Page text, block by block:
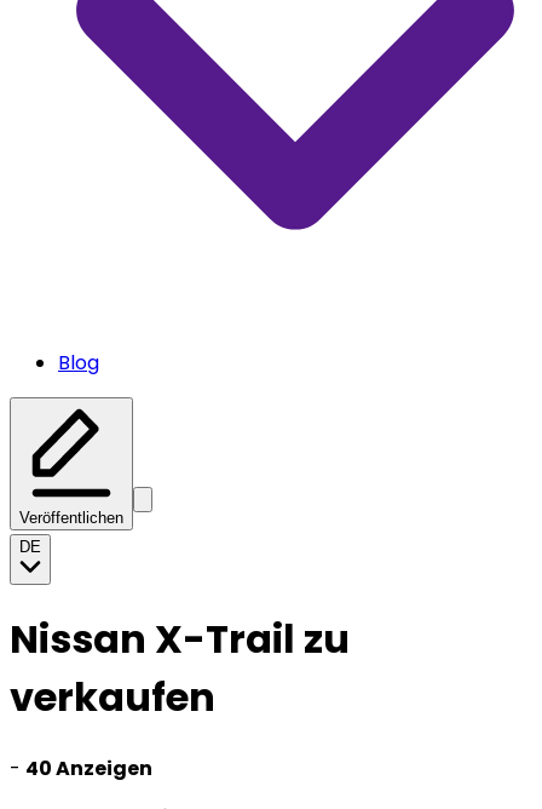
Blog
Veröffentlichen
DE
Nissan X-Trail zu
verkaufen
- 40 Anzeigen